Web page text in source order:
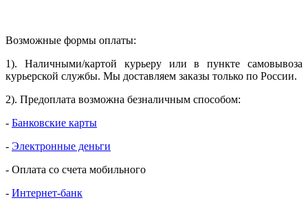
Возможные формы оплаты:
1). Наличными/картой курьеру или в пункте самовывоза
курьерской службы. Мы доставляем заказы только по России.
2). Предоплата возможна безналичным способом:
- Банковские карты
- Электронные деньги
- Оплата со счета мобильного
- Интернет-банк